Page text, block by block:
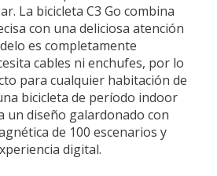
La bicicleta C3 Go combina
con una deliciosa atención
es completamente
cables ni enchufes, por lo
para cualquier habitación de
bicicleta de período indoor
un diseño galardonado con
de 100 escenarios y
digital.